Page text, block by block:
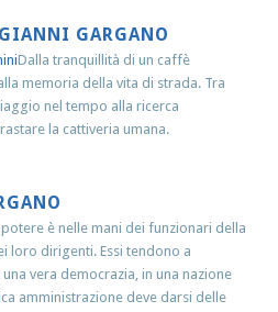
GARGANO
Dalla tranquillità di un caffè
memoria della vita di strada. Tra
nel tempo alla ricerca
la cattiveria umana.
è nelle mani dei funzionari della
loro dirigenti. Essi tendono a
vera democrazia, in una nazione
amministrazione deve darsi delle